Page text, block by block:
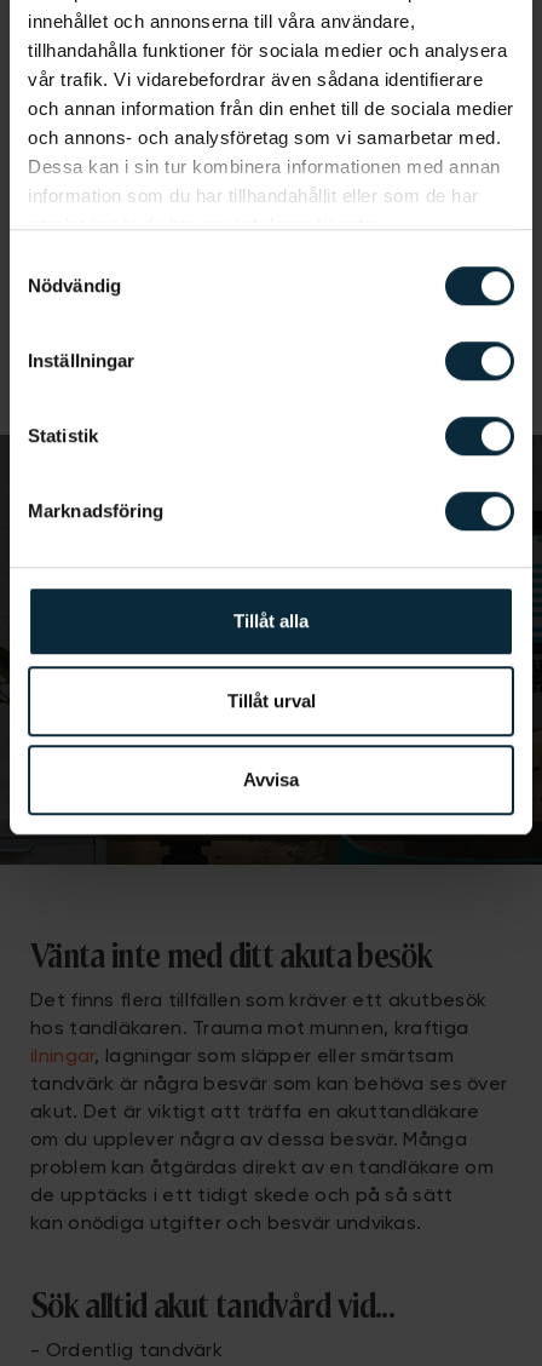
innehållet och annonserna till våra användare,
tillhandahålla funktioner för sociala medier och analysera
vår trafik. Vi vidarebefordrar även sådana identifierare
och annan information från din enhet till de sociala medier
och annons- och analysföretag som vi samarbetar med.
Dessa kan i sin tur kombinera informationen med annan
information som du har tillhandahållit eller som de har
samlat in när du har använt deras tjänster.
Nödvändig
Inställningar
Statistik
Marknadsföring
Tillåt alla
Tillåt urval
Avvisa
kunna ställas. Vidare åtgärder är beroende av den
problematik du lider av. Kostnaden baseras bland
annat på dina individuella förutsättningar och
problematikens och behandlingens omfattning.
Inga åtgärder kommer att påbörjas utan att du vet
kostnadsförslag att ta ställning till. Vi har ingen
helgtaxa, vilket betyder att vi inte har något
oavsett när besöket sker, något som på andra
Har du ont?
via vår onlinebokning eller på telefonnummer
188 00 00.
BOKA TID ONLINE
Vänta inte med ditt akuta besök
Det finns flera tillfällen som kräver ett akutbesök
hos tandläkaren. Trauma mot munnen, kraftiga
ilningar, lagningar som släpper eller smärtsam
tandvärk är några besvär som kan behöva ses över
akut. Det är viktigt att träffa en akuttandläkare
om du upplever några av dessa besvär. Många
problem kan åtgärdas direkt av en tandläkare om
de upptäcks i ett tidigt skede och på så sätt
kan onödiga utgifter och besvär undvikas.
Sök alltid akut tandvård vid...
- Ordentlig tandvärk